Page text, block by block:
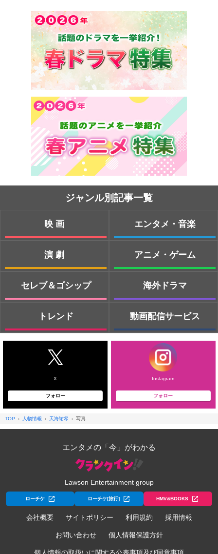
ジャンル別記事一覧
映画
演劇
セレブ＆ゴシップ
トレンド
エンタメ・音楽
アニメ・ゲーム
海外ドラマ
動画配信サービス
X
フォロー
Instagram
フォロー
TOP 人物情報 天海祐希 写真
エンタメの「今」がわかる
Lawson Entertainment group
ローチケ ローチケ[旅行] HMV&BOOKS
会社概要 サイトポリシー 利用規約 採用情報
お問い合わせ 個人情報保護方針
個人情報の取扱いに関する公表事項及び同意事項